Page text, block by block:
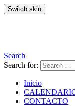
Switch skin
Search
Search for:
Inicio
CONTACTO